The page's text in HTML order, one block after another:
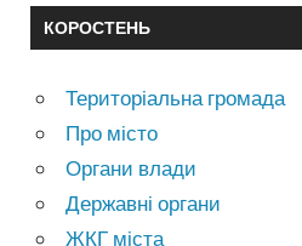
КОРОСТЕНЬ
Територіальна громада
Про місто
Органи влади
Державні органи
ЖКГ міста